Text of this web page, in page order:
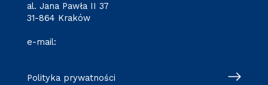
al. Jana Pawła II 37
31-864 Kraków
e-mail:
Polityka prywatności